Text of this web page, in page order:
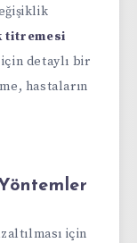
titremesi
detaylı bir
hastaların
için